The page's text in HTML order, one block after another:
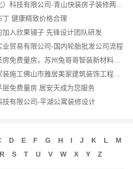
本地快装（湖北）科技有限公司-青山快装房子装修两房一厅
丁 健康精致价格合理
加入欣果铺子 先锋设计团队研发
业贸易有限公司-国内轮胎批发公司流程
高新区装饰毛坯房免费量房，苏州兔哥哥智装新材料有限公司
佛山市区靠谱家装施工佛山市雅居美家建筑装饰工程有限公司
层免费量房 居安天成为您服务
技有限公司-平湖公寓装修设计
D E F G H I J K L
M
R S T U V W X Y Z